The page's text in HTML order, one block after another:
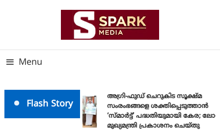
Menu
Flash Story
അഗ്രി-ഫുഡ് ചെറുകിട സൂക്ഷ്മ
സംരംഭങ്ങളെ ശക്തിപ്പെടുത്താന്‍
‘സ്മാര്‍ട്ട്’ പദ്ധതിയുമായി കേര;
മുഖ്യമന്ത്രി പ്രകാശനം ചെയ്തു